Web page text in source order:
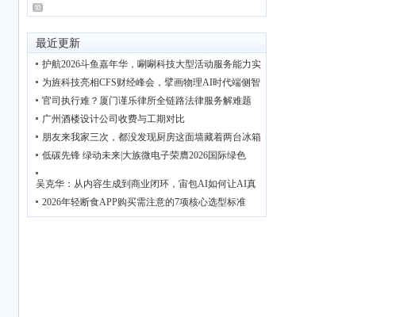
最近更新
护航2026斗鱼嘉年华，唰唰科技大型活动服务能力实
为旌科技亮相CFS财经峰会，擘画物理AI时代端侧智
官司执行难？厦门谨乐律所全链路法律服务解难题
广州酒楼设计公司收费与工期对比
朋友来我家三次，都没发现厨房这面墙藏着两台冰箱
低碳先锋 绿动未来|大族微电子荣膺2026国际绿色
吴克华：从内容生成到商业闭环，宙包AI如何让AI真
2026年轻断食APP购买需注意的7项核心选型标准